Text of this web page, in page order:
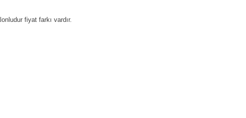
fiyat farkı vardır.